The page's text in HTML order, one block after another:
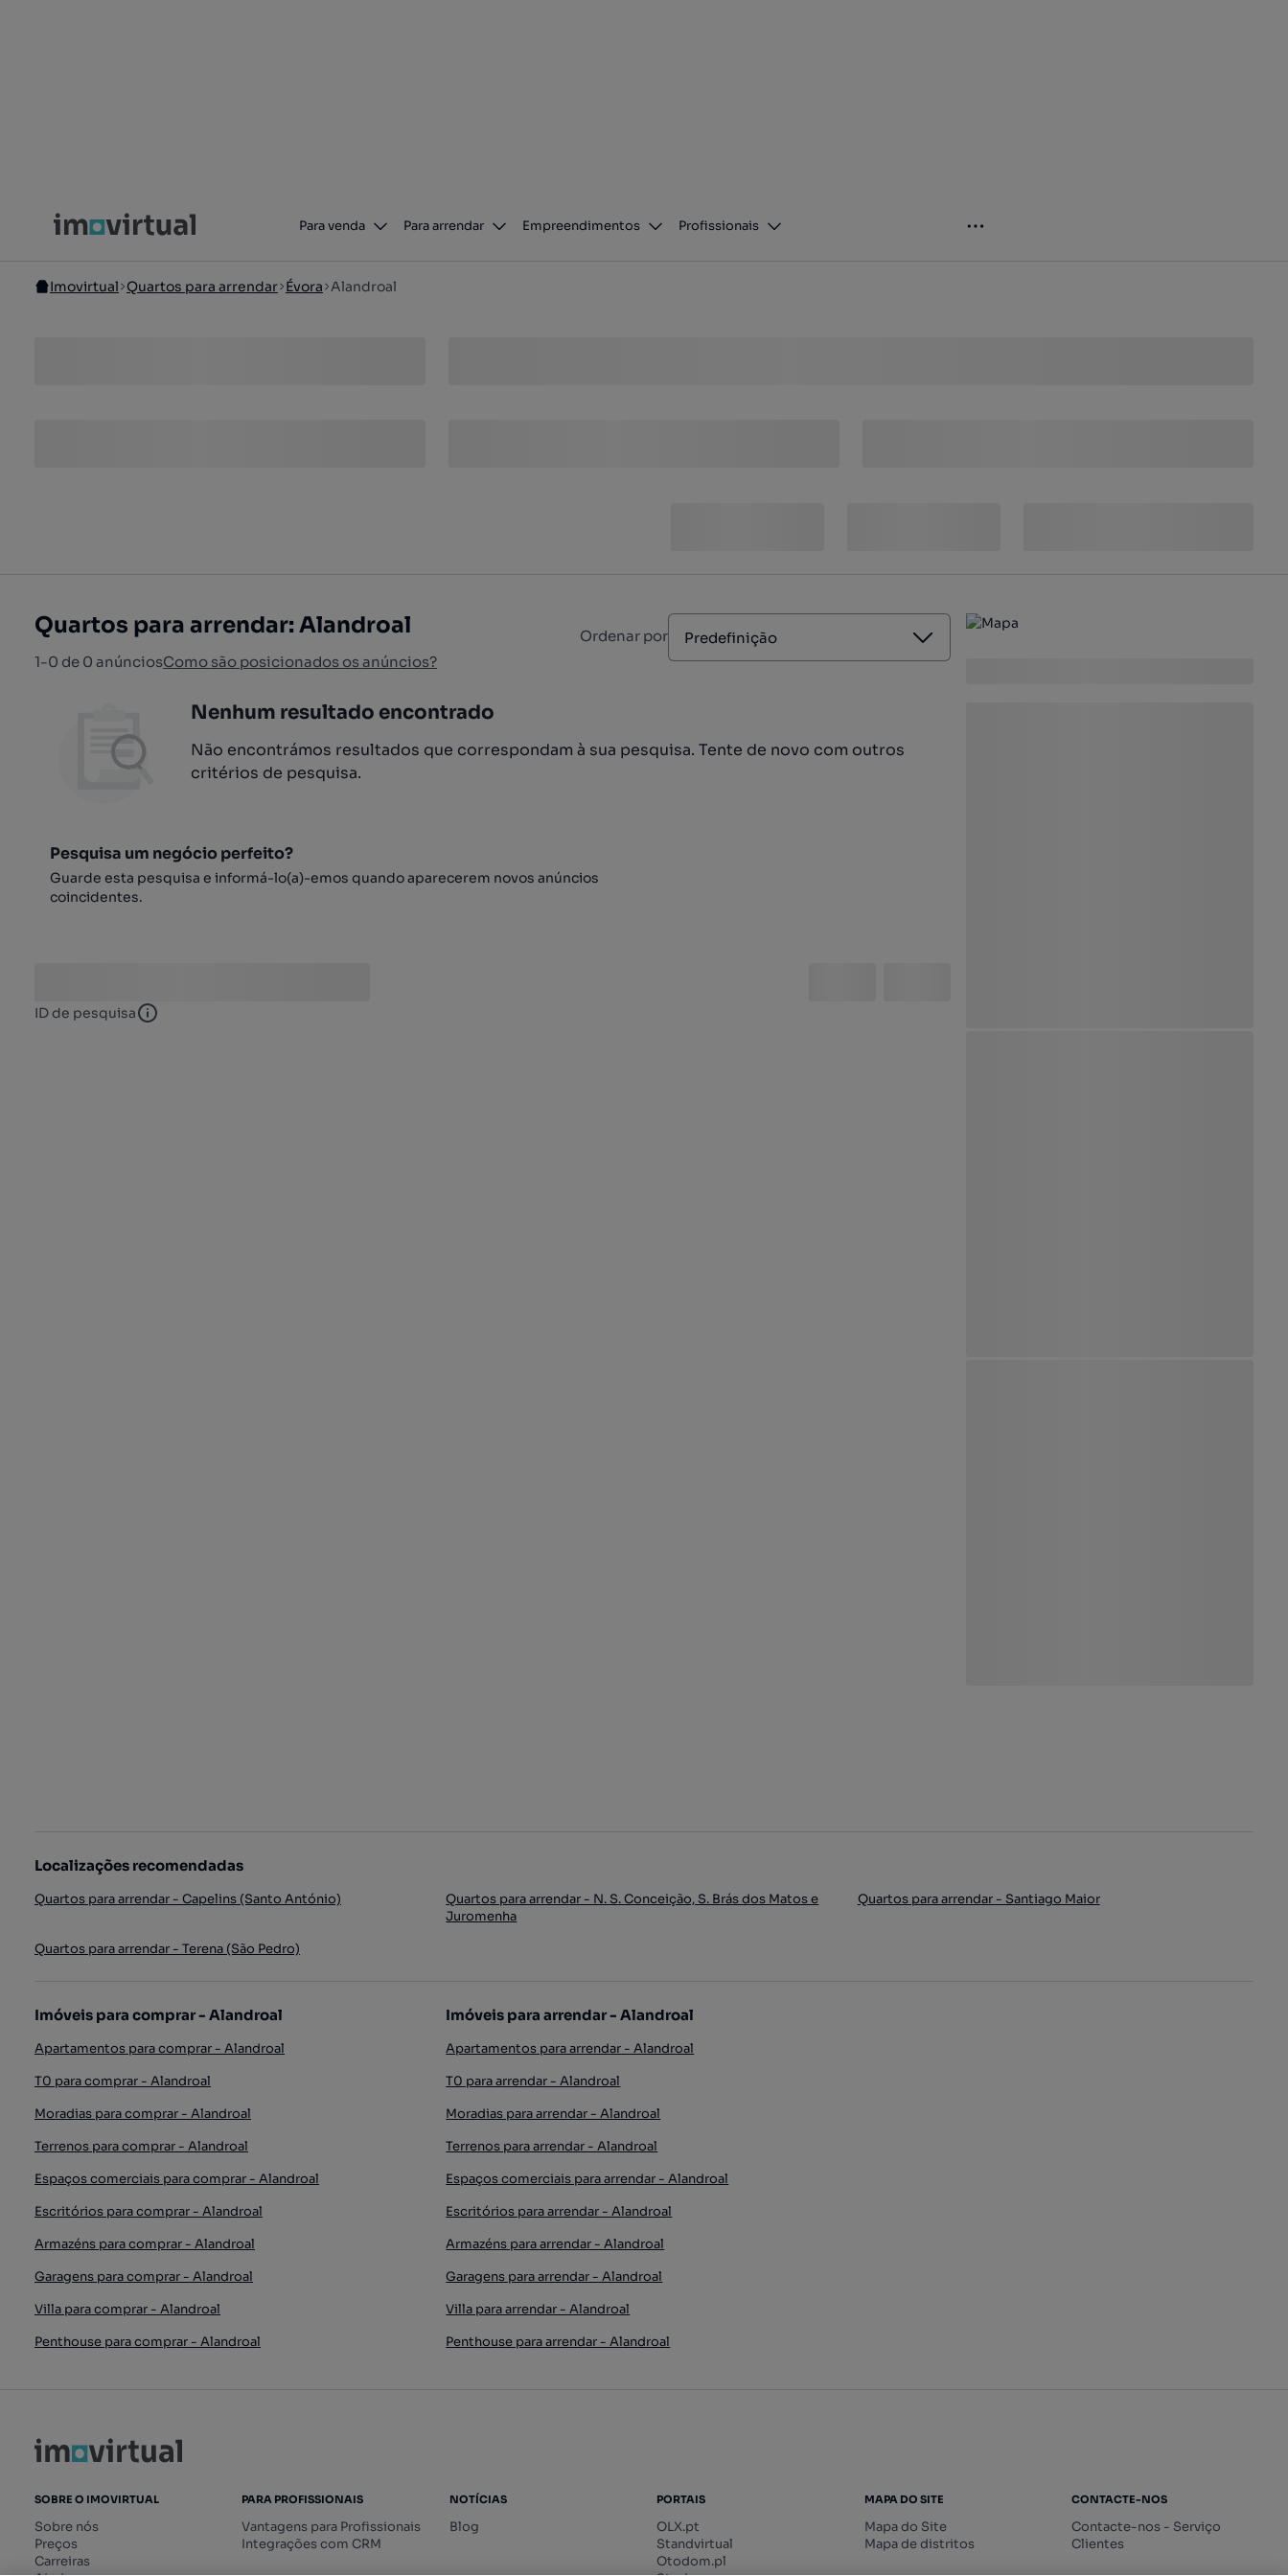
Para venda Para arrendar Empreendimentos Profissionais
Imovirtual Quartos para arrendar Évora Alandroal
Quartos para arrendar: Alandroal
1-0 de 0 anúnciosComo são posicionados os anúncios?
Ordenar por Predefinição
Nenhum resultado encontrado
Não encontrámos resultados que correspondam à sua pesquisa. Tente de novo com outros
critérios de pesquisa.
Pesquisa um negócio perfeito?
Guarde esta pesquisa e informá-lo(a)-emos quando aparecerem novos anúncios
coincidentes.
ID de pesquisa ID de pesquisa
Localizações recomendadas
Quartos para arrendar - Capelins (Santo António)
Quartos para arrendar - N. S. Conceição, S. Brás dos Matos e
Juromenha
Quartos para arrendar - Santiago Maior
Quartos para arrendar - Terena (São Pedro)
Imóveis para comprar - Alandroal
Apartamentos para comprar - Alandroal
T0 para comprar - Alandroal
Moradias para comprar - Alandroal
Terrenos para comprar - Alandroal
Espaços comerciais para comprar - Alandroal
Escritórios para comprar - Alandroal
Armazéns para comprar - Alandroal
Garagens para comprar - Alandroal
Villa para comprar - Alandroal
Penthouse para comprar - Alandroal
Imóveis para arrendar - Alandroal
Apartamentos para arrendar - Alandroal
T0 para arrendar - Alandroal
Moradias para arrendar - Alandroal
Terrenos para arrendar - Alandroal
Espaços comerciais para arrendar - Alandroal
Escritórios para arrendar - Alandroal
Armazéns para arrendar - Alandroal
Garagens para arrendar - Alandroal
Villa para arrendar - Alandroal
Penthouse para arrendar - Alandroal
SOBRE O IMOVIRTUAL
Sobre nós
Preços
Carreiras
PARA PROFISSIONAIS
Vantagens para Profissionais
Integrações com CRM
NOTÍCIAS
Blog
PORTAIS
OLX.pt
Standvirtual
Otodom.pl
MAPA DO SITE
Mapa do Site
Mapa de distritos
CONTACTE-NOS
Contacte-nos - Serviço
Clientes